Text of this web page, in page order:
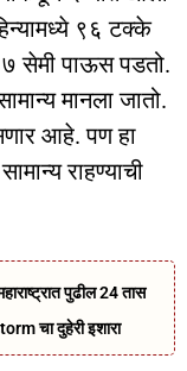
९६ टक्के
सेमी पाऊस पडतो.
मानला जातो.
आहे. पण हा
राहण्याची
पुढील 24 तास
चा दुहेरी इशारा